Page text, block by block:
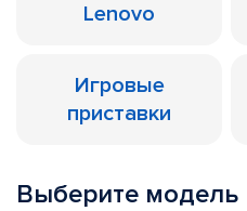
Lenovo
Игровые
приставки
Выберите модель